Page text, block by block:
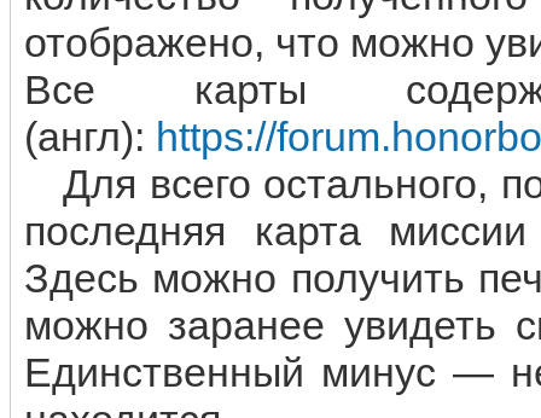
отображено, что можно
Все карты
(англ): https://
Для всего остального,
последняя карта
Здесь можно получить
можно заранее увидеть
Единственный минус —